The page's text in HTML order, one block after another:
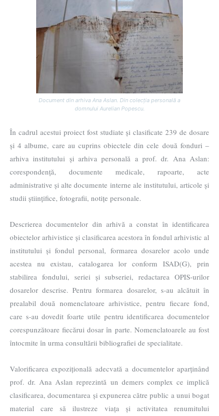
Document din arhiva Ana Aslan. Din colecția personală a
domnului Aurelian Popescu.
În cadrul acestui proiect fost studiate și clasificate 239 de dosare
și 4 albume, care au cuprins obiectele din cele două fonduri –
arhiva institutului și arhiva personală a prof. dr. Ana Aslan:
corespondență, documente medicale, rapoarte, acte
administrative și alte documente interne ale institutului, articole și
studii științifice, fotografii, notițe personale.
Descrierea documentelor din arhivă a constat în identificarea
obiectelor arhivistice și clasificarea acestora în fondul arhivistic al
institutului și fondul personal, formarea dosarelor acolo unde
acestea nu existau, catalogarea lor conform ISAD(G), prin
stabilirea fondului, seriei și subseriei, redactarea OPIS-urilor
dosarelor descrise. Pentru formarea dosarelor, s-au alcătuit în
prealabil două nomenclatoare arhivistice, pentru fiecare fond,
care s-au dovedit foarte utile pentru identificarea documentelor
corespunzătoare fiecărui dosar în parte. Nomenclatoarele au fost
întocmite în urma consultării bibliografiei de specialitate.
Valorificarea expozițională adecvată a documentelor aparținând
prof. dr. Ana Aslan reprezintă un demers complex ce implică
clasificarea, documentarea și expunerea către public a unui bogat
material care să ilustreze viața și activitatea renumitului